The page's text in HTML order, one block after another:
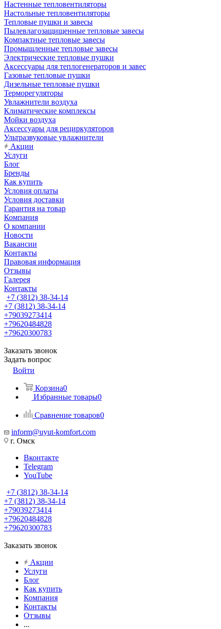
Настенные тепловентиляторы
Настольные тепловентиляторы
Тепловые пушки и завесы
Пылевлагозащищенные тепловые завесы
Компактные тепловые завесы
Промышленные тепловые завесы
Электрические тепловые пушки
Аксессуары для теплогенераторов и завес
Газовые тепловые пушки
Дизельные тепловые пушки
Терморегуляторы
Увлажнители воздуха
Климатические комплексы
Мойки воздуха
Аксессуары для рециркуляторов
Ультразвуковые увлажнители
Акции
Услуги
Блог
Бренды
Как купить
Условия оплаты
Условия доставки
Гарантия на товар
Компания
О компании
Новости
Вакансии
Контакты
Правовая информация
Отзывы
Галерея
Контакты
+7 (3812) 38-34-14
+7 (3812) 38-34-14
+79039273414
+79620484828
+79620300783
Заказать звонок
Задать вопрос
Войти
Корзина0
Избранные товары0
Сравнение товаров0
inform@uyut-komfort.com
г. Омск
Вконтакте
Telegram
YouTube
+7 (3812) 38-34-14
+7 (3812) 38-34-14
+79039273414
+79620484828
+79620300783
Заказать звонок
Акции
Услуги
Блог
Как купить
Компания
Контакты
Отзывы
...